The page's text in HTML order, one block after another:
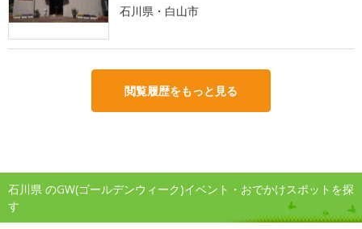
石川県・白山市
閲覧履歴をもっと見る
石川県 のGW(ゴールデンウィーク)イベント・おでかけスポットを探
す